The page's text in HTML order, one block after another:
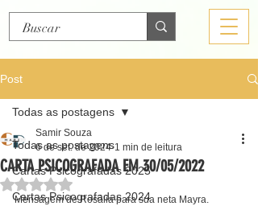
Post
Todas as postagens
Cartas Psicografadas 2025
Cartas Psicografadas 2024
Todas as postagens
CARTA PSICOGRAFADA EM 30/05/2022
Samir Souza
6 de set. de 2024 1 min de leitura
Avaliado com NaN de 5 estrelas.
Mensagem de Rosália para sua neta Mayra.